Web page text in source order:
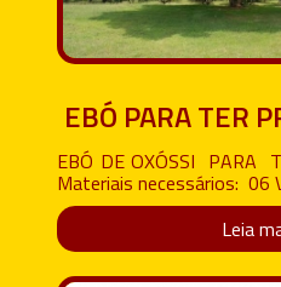
EBÓ PARA TER
EBÓ DE OXÓSSI PARA
Materiais necessários: 06
Leia